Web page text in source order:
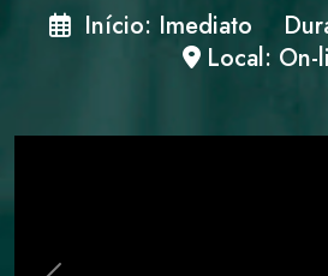
Início: Imediato
Local: On-